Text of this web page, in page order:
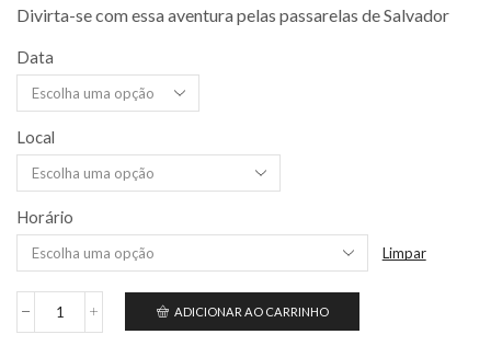
Divirta-se com essa aventura pelas passarelas de Salvador
Data
Local
Horário
Limpar
ADICIONAR AO CARRINHO